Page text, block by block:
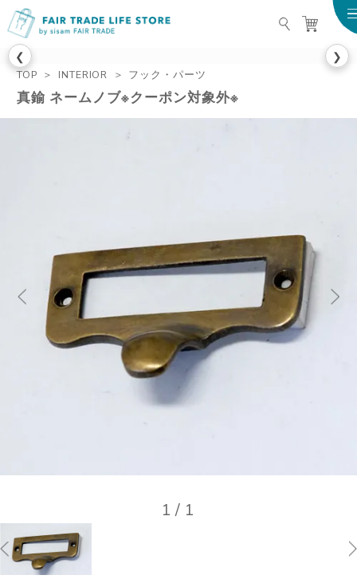
FAIR TRADE LIFE
❮ ❯
TOP INTERIOR フック・パーツ
真鍮 ネームノブ※クーポン対象外※
1 / 1